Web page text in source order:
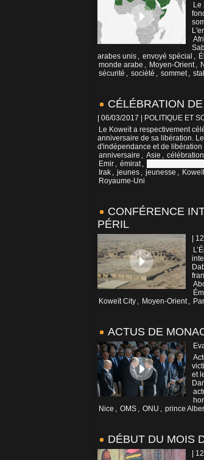
Le
arabes unis , envoyé spécial ,
monde arabe , Moyen-Orient ,
sécurité , société , sommet ,
CÉLÉBRATION
| 06/03/2017
POLITIQUE ET
Le Koweït a respectivement
anniversaire de sa libération.
d'indépendance et de
anniversaire , Asie , célébration
Emir , émirat ,
Irak , jeunes , jeunesse , Koweït
Royaume-Uni
CONFÉRENCE
PÉRIL
|
Koweït City , Moyen-Orient ,
ACTUS DE
et
Nice , OMS , ONU , prince
DÉBUT DU MOIS
|